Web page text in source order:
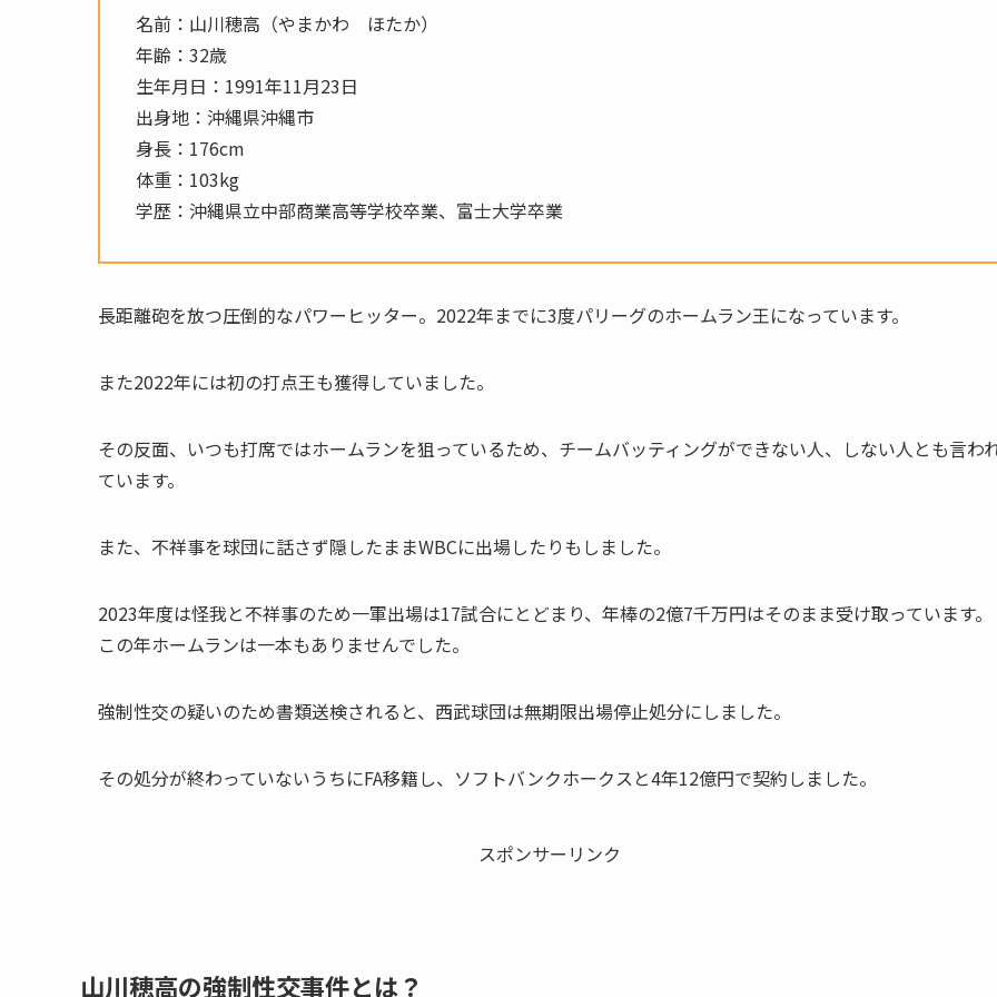
名前：山川穂高（やまかわ ほたか）
年齢：32歳
生年月日：1991年11月23日
出身地：沖縄県沖縄市
身長：176cm
体重：103kg
学歴：沖縄県立中部商業高等学校卒業、富士大学卒業
長距離砲を放つ圧倒的なパワーヒッター。2022年までに3度パリーグのホームラン王になっています。
また2022年には初の打点王も獲得していました。
その反面、いつも打席ではホームランを狙っているため、チームバッティングができない人、しない人とも言わ
ています。
また、不祥事を球団に話さず隠したままWBCに出場したりもしました。
2023年度は怪我と不祥事のため一軍出場は17試合にとどまり、年棒の2億7千万円はそのまま受け取っています。
この年ホームランは一本もありませんでした。
強制性交の疑いのため書類送検されると、西武球団は無期限出場停止処分にしました。
その処分が終わっていないうちにFA移籍し、ソフトバンクホークスと4年12億円で契約しました。
スポンサーリンク
山川穂高の強制性交事件とは？